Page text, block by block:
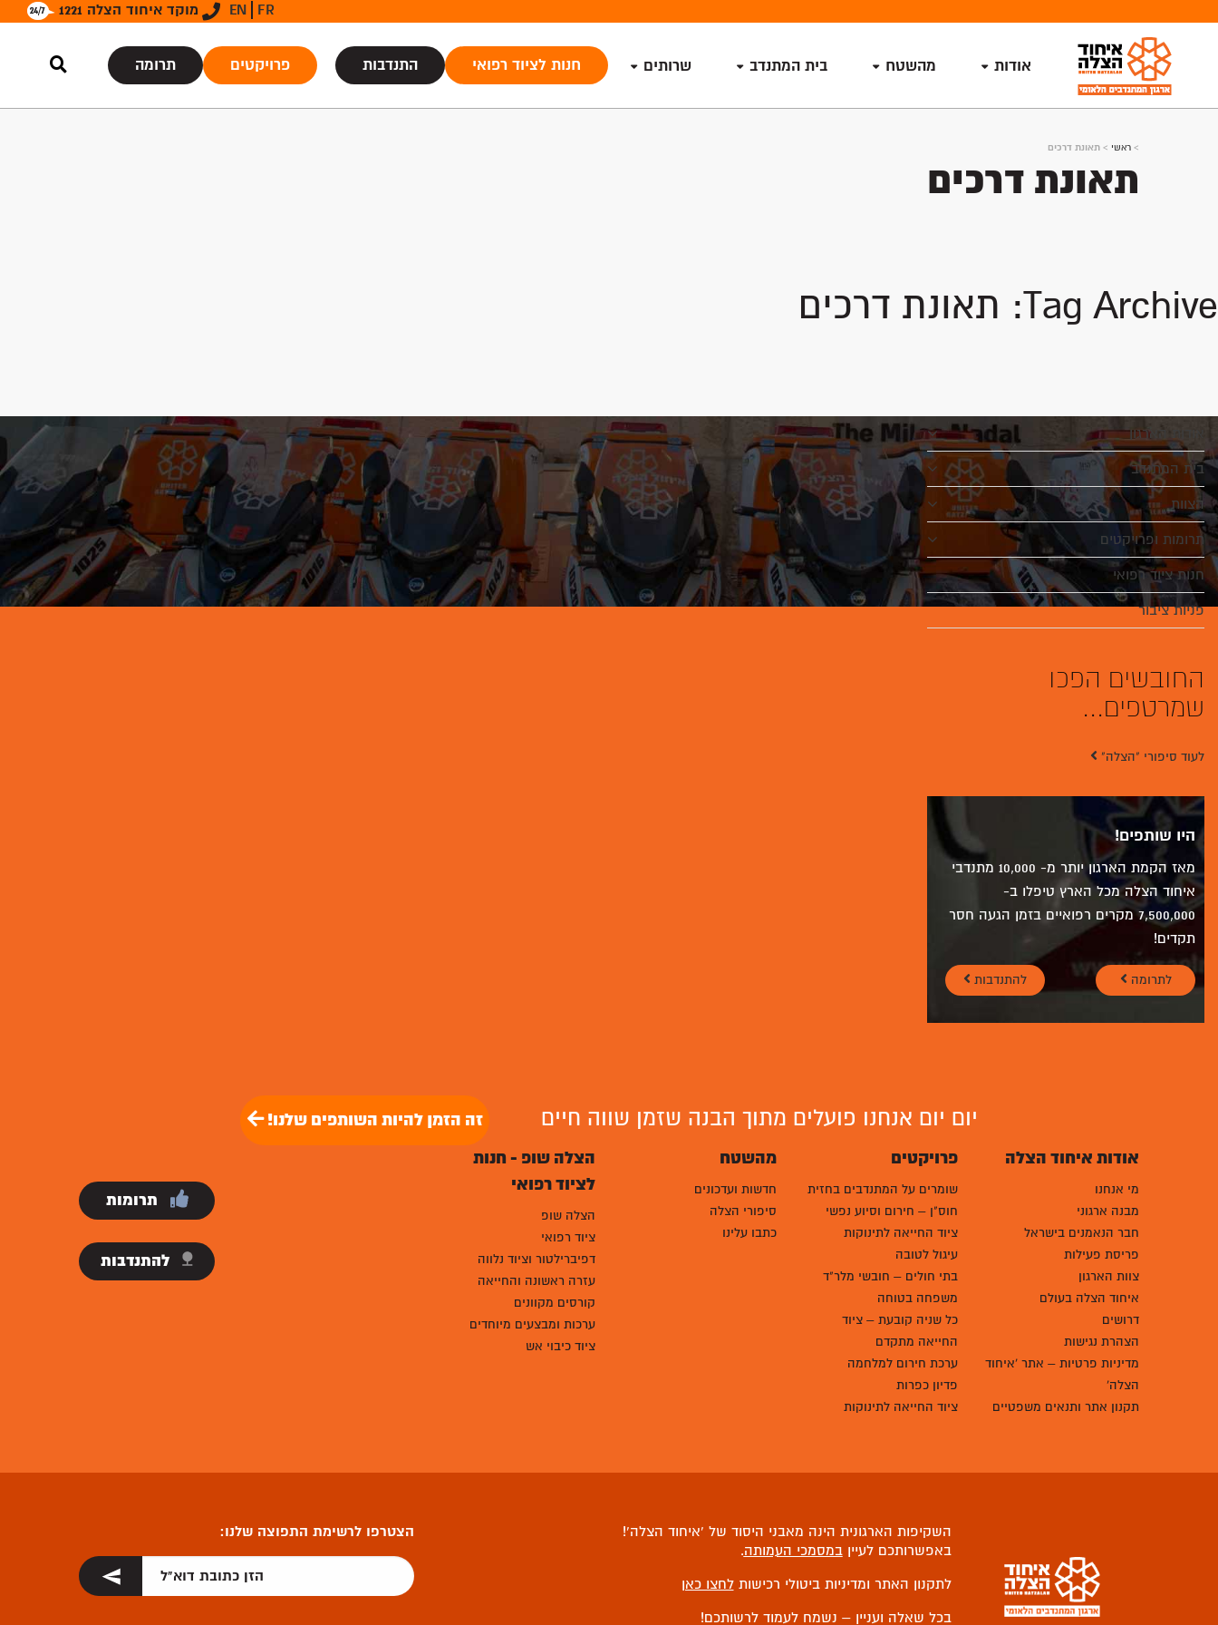
מוקד איחוד הצלה 1221 EN FR
אודות מהשטח בית המתנדב שרותים חנות לציוד רפואי התנדבות פרויקטים תרומה
> ראשי > תאונת דרכים
תאונת דרכים
Tag Archive: תאונת דרכים
אודות הארגון
בית המתנדב
הצוות
תרומות ופרויקטים
חנות ציוד רפואי
פניות ציבור
החובשים הפכו
שמרטפים...
לעוד סיפורי "הצלה"
היו שותפים!
מאז הקמת הארגון יותר מ- 10,000 מתנדבי
איחוד הצלה מכל הארץ טיפלו ב-
7,500,000 מקרים רפואיים בזמן הגעה חסר
תקדים!
לתרומה להתנדבות
יום יום אנחנו פועלים מתוך הבנה שזמן שווה חיים
זה הזמן להיות השותפים שלנו!
אודות איחוד הצלה
מי אנחנו
מבנה ארגוני
חבר הנאמנים בישראל
פריסת פעילות
צוות הארגון
איחוד הצלה בעולם
דרושים
הצהרת נגישות
מדיניות פרטיות – אתר 'איחוד
הצלה'
תקנון אתר ותנאים משפטיים
פרויקטים
שומרים על המתנדבים בחזית
חוס"ן – חירום וסיוע נפשי
ציוד החייאה לתינוקות
עיגול לטובה
בתי חולים – חובשי מלר"ד
משפחה בטוחה
כל שניה קובעת – ציוד
החייאה מתקדם
ערכת חירום למלחמה
פדיון כפרות
ציוד החייאה לתינוקות
מהשטח
חדשות ועדכונים
סיפורי הצלה
כתבו עלינו
הצלה שופ - חנות
לציוד רפואי
הצלה שופ
ציוד רפואי
דפיברילטור וציוד נלווה
עזרה ראשונה והחייאה
קורסים מקוונים
ערכות ומבצעים מיוחדים
ציוד כיבוי אש
תרומות
להתנדבות
השקיפות הארגונית הינה מאבני היסוד של ‘איחוד הצלה’!
באפשרותכם לעייןבמסמכי העמותה.
לתקנון האתר ומדיניות ביטולי רכישותלחצו כאן
בכל שאלה ועניין – נשמח לעמוד לרשותכם!
הצטרפו לרשימת התפוצה שלנו: